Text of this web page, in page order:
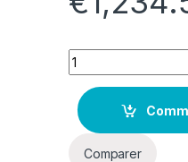
Quantity
Comparer